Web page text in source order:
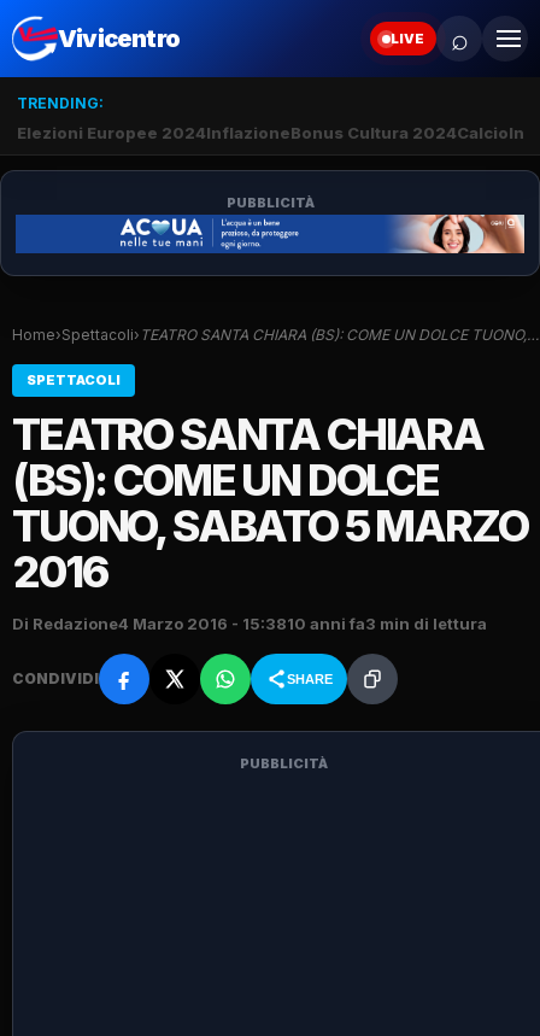
Vivicentro LIVE ⌕
TRENDING:
Elezioni Europee 2024InflazioneBonus Cultura 2024Calcio
PUBBLICITÀ
Home›Spettacoli› TEATRO SANTA CHIARA (BS): COME UN DOLCE TUONO,…
SPETTACOLI
TEATRO SANTA CHIARA
(BS): COME UN DOLCE
TUONO, SABATO 5 MARZO
2016
Di Redazione4 Marzo 2016 - 15:3810 anni fa3 min di lettura
CONDIVIDI SHARE
PUBBLICITÀ